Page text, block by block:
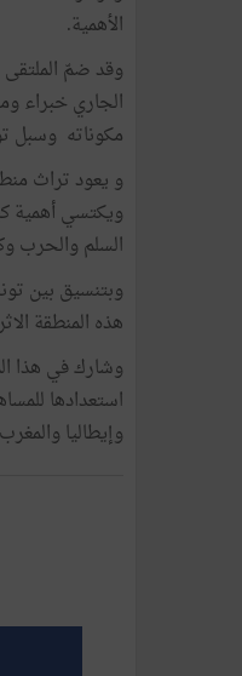
الأهمية.
الجاري خبراء
مكوناته وسبل
و يعود تراث
ويكتسي أهمية
السلم والحرب
هذه المنطقة
وشارك في هذا
استعدادها
وإيطاليا